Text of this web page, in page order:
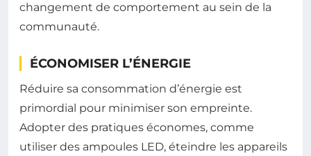
changement de comportement au sein de la
communauté.
ÉCONOMISER L’ÉNERGIE
Réduire sa consommation d’énergie est
primordial pour minimiser son empreinte.
Adopter des pratiques économes, comme
utiliser des ampoules LED, éteindre les appareils